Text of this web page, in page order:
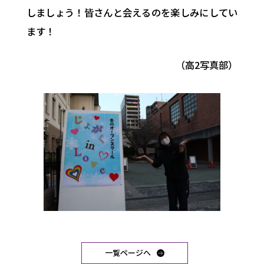
しましょう！皆さんと会えるのを楽しみにしてい
ます！
（高2写真部）
一覧ページへ